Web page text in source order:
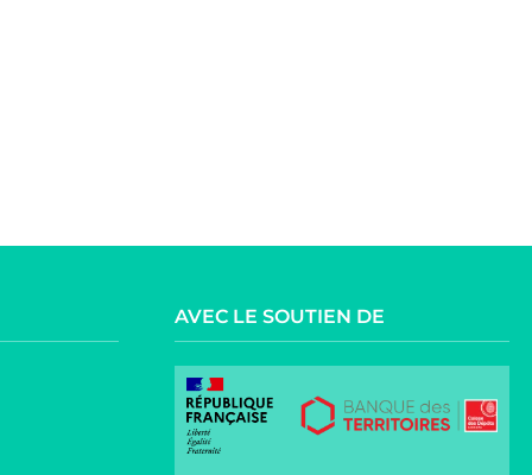
AVEC LE SOUTIEN DE